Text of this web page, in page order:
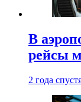
В
рейсы
2 года